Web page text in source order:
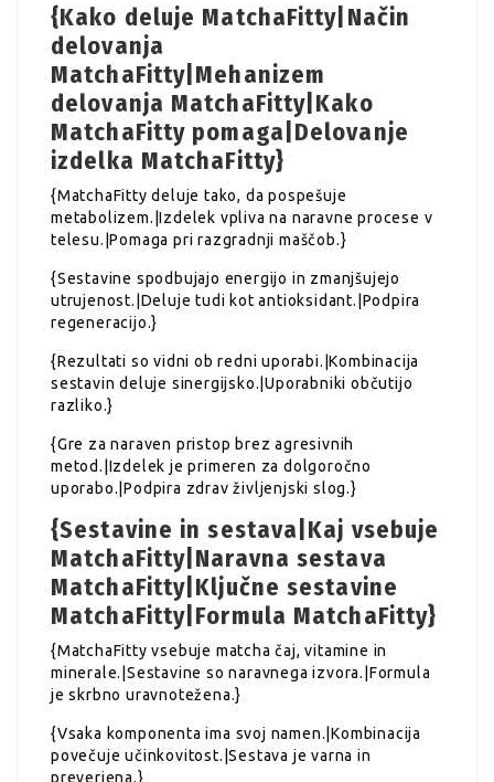
{Kako deluje MatchaFitty|Način
delovanja
MatchaFitty|Mehanizem
delovanja MatchaFitty|Kako
MatchaFitty pomaga|Delovanje
izdelka MatchaFitty}
{MatchaFitty deluje tako, da pospešuje
metabolizem.|Izdelek vpliva na naravne procese v
telesu.|Pomaga pri razgradnji maščob.}
{Sestavine spodbujajo energijo in zmanjšujejo
utrujenost.|Deluje tudi kot antioksidant.|Podpira
regeneracijo.}
{Rezultati so vidni ob redni uporabi.|Kombinacija
sestavin deluje sinergijsko.|Uporabniki občutijo
razliko.}
{Gre za naraven pristop brez agresivnih
metod.|Izdelek je primeren za dolgoročno
uporabo.|Podpira zdrav življenjski slog.}
{Sestavine in sestava|Kaj vsebuje
MatchaFitty|Naravna sestava
MatchaFitty|Ključne sestavine
MatchaFitty|Formula MatchaFitty}
{MatchaFitty vsebuje matcha čaj, vitamine in
minerale.|Sestavine so naravnega izvora.|Formula
je skrbno uravnotežena.}
{Vsaka komponenta ima svoj namen.|Kombinacija
povečuje učinkovitost.|Sestava je varna in
preverjena.}